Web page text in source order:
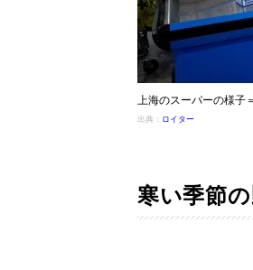
上海のスーパーの様
出典： ロイター
寒い季節